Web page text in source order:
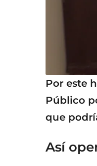
Por este
Público
que
Así